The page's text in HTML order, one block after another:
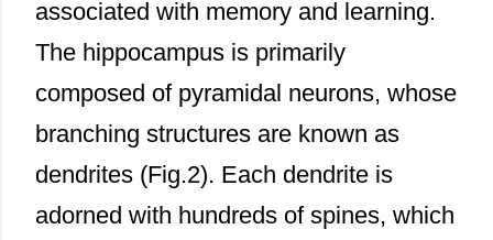
associated with memory and learning.
The hippocampus is primarily
composed of pyramidal neurons, whose
branching structures are known as
dendrites (Fig.2). Each dendrite is
adorned with hundreds of spines, which